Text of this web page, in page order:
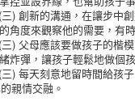
) 創新的溝通，在讓步中
角度來觀察他的需要，有
) 父母應該要做孩子的楷
炸彈，讓孩子輕鬆地做個
) 每天刻意地留時間給孩
親情交融。